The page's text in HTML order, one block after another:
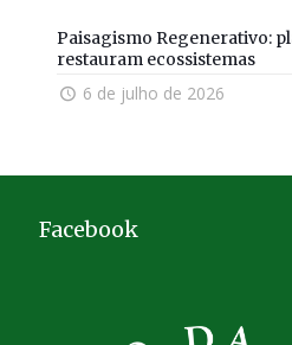
Paisagismo Regenerativo:
restauram ecossistemas
6 de julho de 2026
Facebook